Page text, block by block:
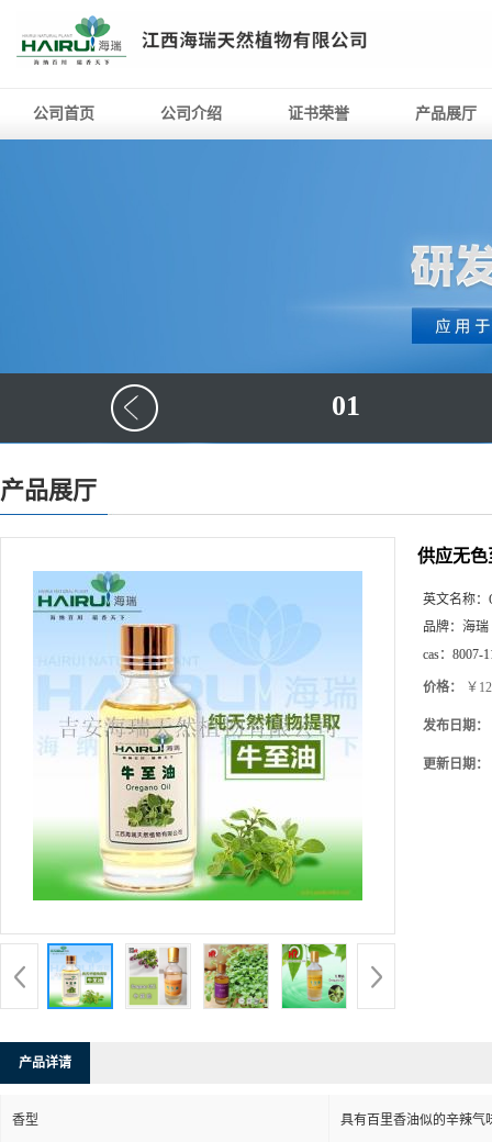
公司首页 公司介绍 证书荣誉 产品展厅
01
产品展厅
供应无色
英文名称：
品牌： 海瑞
cas： 8007-
价格： ￥
发布日期：
更新日期：
产品详请
香型 具有百里香油似的辛辣气